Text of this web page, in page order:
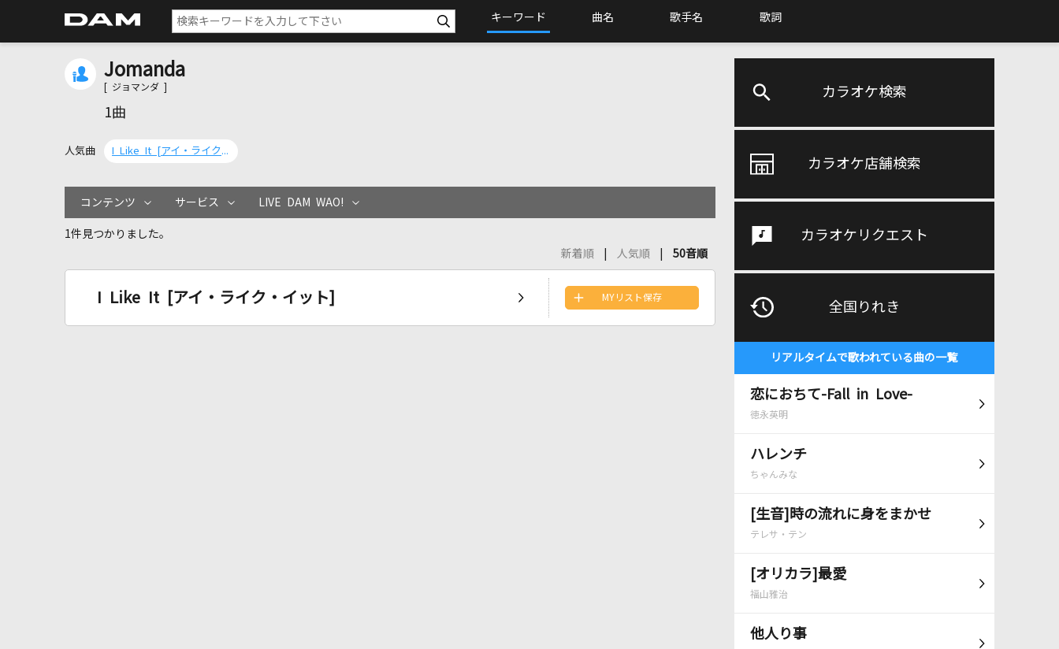
キーワード 曲名 歌手名 歌詞
カラオケ検索
カラオケ店舗検索
カラオケリクエスト
全国りれき
リアルタイムで歌われている曲の一覧
恋におちて-Fall in Love-
徳永英明
ハレンチ
ちゃんみな
[生音]時の流れに身をまかせ
テレサ・テン
[オリカラ]最愛
福山雅治
他人り事
Jomanda
[ ジョマンダ ]
1曲
人気曲 I Like It [アイ・ライク・イット]
コンテンツ サービス LIVE DAM WAO!
1件見つかりました。
新着順
人気順 50音順
I Like It [アイ・ライク・イット] MYリスト保存